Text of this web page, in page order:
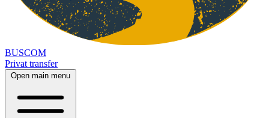
BUSCOM
Privat transfer
Open main menu